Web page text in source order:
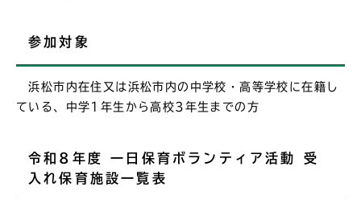
参加対象
浜松市内在住又は浜松市内の中学校・高等学校に在籍し
ている、中学1年生から高校3年生までの方
令和8年度 一日保育ボランティア活動 受
入れ保育施設一覧表